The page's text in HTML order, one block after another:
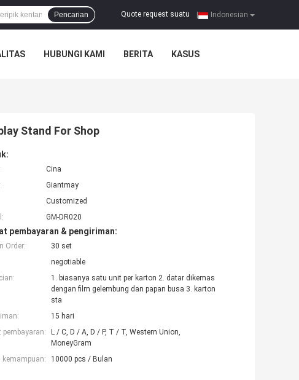
Indonesian
Quote request suatu
Pencarian
HUBUNGI KAMI BERITA KASUS
Stand For Shop
Cina
Giantmay
Customized
GM-DR020
pembayaran & pengiriman:
Order:
30 set
negotiable
1. biasanya satu unit per karton 2. datar dikemas
dengan film gelembung dan papan busa 3. karton
sta
15 hari
pembayaran:
L / C, D / A, D / P, T / T, Western Union,
MoneyGram
kemampuan:
10000 pcs / Bulan